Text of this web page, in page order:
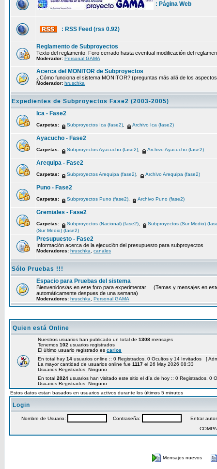
: Página Web
: RSS Feed (rss 0.92)
Reglamento de Subproyectos
Texto del reglamento. Foro cerrado hasta eventual modificación del
Moderador: Personal GAMA
Acerca del MONITOR de Subproyectos
¿Cómo funciona el sistema MONITOR? (preguntas más allá de los
Moderador: hruschka
Expedientes de Subproyectos Fase2 (2003-2005)
Ica - Fase2
Carpetas: Subproyectos Ica (fase2) Archivo Ica (fase2)
Ayacucho - Fase2
Carpetas: Subproyectos Ayacucho (fase2) Archivo Ayacucho (fase2)
Arequipa - Fase2
Carpetas: Subproyectos Arequipa (fase2) Archivo Arequipa (fase2)
Puno - Fase2
Carpetas: Subproyectos Puno (fase2) Archivo Puno (fase2)
Gremiales - Fase2
Carpetas: Subproyectos (Nacional) (fase2)
Subproyectos (Sur Medio)
(Sur Medio) (fase2)
Presupuesto - Fase2
Información acerca de la ejecución del presupuesto para subproyectos
Moderadores: hruschka canales
Sólo Pruebas !!!
Espacio para Pruebas del sistema
Bienvenidos/as en este foro para experimentar ... (Temas y mensajes en
automáticamente despues de una semana)
Moderadores: hruschka Personal GAMA
Quien está Online
Nuestros usuarios han publicado un total de 1308 mensajes
Tenemos 102 usuarios registrados
El último usuario registrado es carlos
En total hay 14 usuarios online :: 0 Registrados, 0 Ocultos y 14 Invitados [
La mayor cantidad de usuarios online fue 1117 el 26 May 2026 08:33
Usuarios Registrados: Ninguno
En total 2024 usuarios han visitado este sitio el día de hoy :: 0 Registrados, 0
Usuarios Registrados: Ninguno
Estos datos estan basados en usuarios activos durante los últimos 5 minutos
Login
Nombre de Usuario: Contraseña:
Entrar
Mensajes nuevos